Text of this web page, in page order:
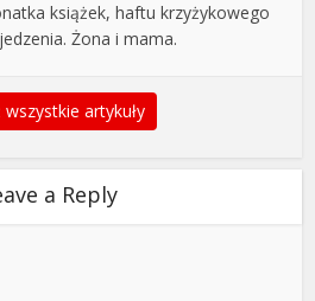
książek, haftu krzyżykowego
Żona i mama.
wszystkie artykuły
a Reply